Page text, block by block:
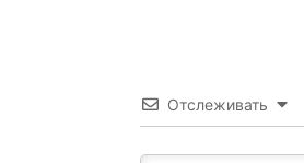
Отслеживать